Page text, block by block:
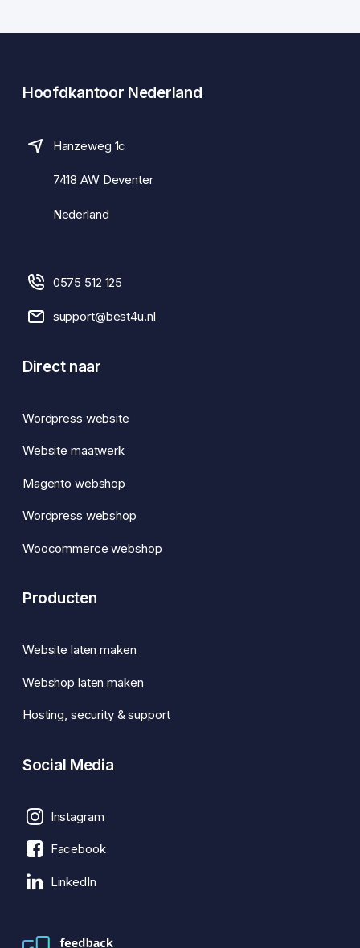
Hoofdkantoor Nederland
Hanzeweg 1c
7418 AW Deventer
Nederland
0575 512 125
support@best4u.nl
Direct naar
Wordpress website
Website maatwerk
Magento webshop
Wordpress webshop
Woocommerce webshop
Producten
Website laten maken
Webshop laten maken
Hosting, security & support
Social Media
Instagram
Facebook
LinkedIn